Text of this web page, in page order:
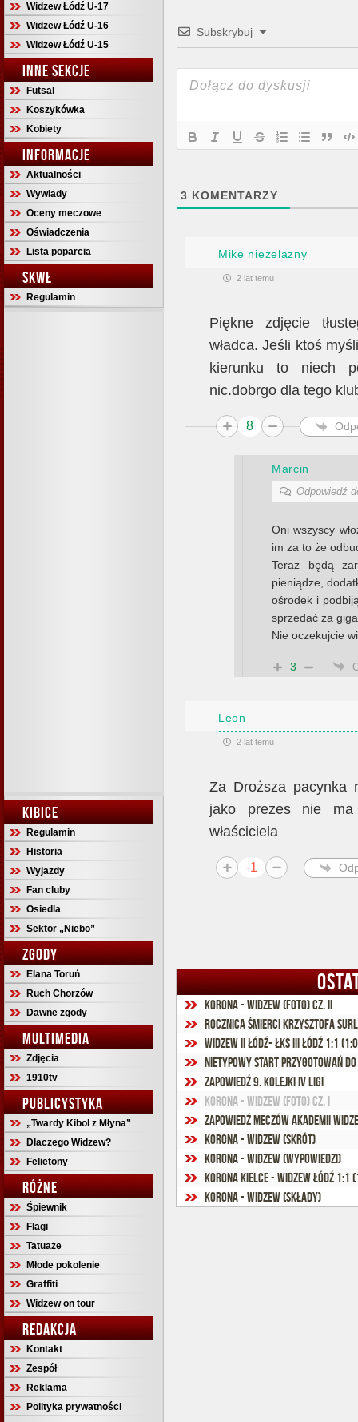
Widzew Łódź U-17
Widzew Łódź U-16
Widzew Łódź U-15
INNE SEKCJE
Futsal
Koszykówka
Kobiety
INFORMACJE
Aktualności
Wywiady
Oceny meczowe
Oświadczenia
Lista poparcia
SKWŁ
Regulamin
KIBICE
Regulamin
Historia
Wyjazdy
Fan cluby
Osiedla
Sektor „Niebo”
ZGODY
Elana Toruń
Ruch Chorzów
Dawne zgody
MULTIMEDIA
Zdjęcia
1910tv
PUBLICYSTYKA
„Twardy Kibol z Młyna”
Dlaczego Widzew?
Felietony
RÓŻNE
Śpiewnik
Flagi
Tatuaże
Młode pokolenie
Graffiti
Widzew on tour
REDAKCJA
Kontakt
Zespół
Reklama
Polityka prywatności
Subskrybuj
3 KOMENTARZY
Mike nieżelazny
2 lat temu
Piękne zdjęcie
władca. Jeśli ktoś
kierunku to niech
nic.dobrgo dla tego
8
Marcin
Odpowiedź
Oni wszyscy
im za to że
Teraz będą
pieniądze,
ośrodek i
sprzedać za
Nie oczekujcie
3
Leon
2 lat temu
Za Droższa pacynka
jako prezes nie ma
właściciela
-1
Korona - Widzew (foto) cz. II
Rocznica śmierci Krzysztofa
Widzew II Łódź- ŁKS III Łódź 1:1
Nietypowy start przygotowań
Zapowiedź 9. kolejki IV ligi
Korona - Widzew (foto) cz. I
Zapowiedź meczów Akademii
Korona - Widzew (skrót)
Korona - Widzew (wypowiedzi)
Korona Kielce - Widzew Łódź 1:1
Korona - Widzew (składy)